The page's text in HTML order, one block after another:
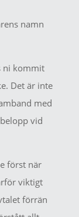
namn
ni kommit
Det är inte
med
vid
först när
viktigt
förrän